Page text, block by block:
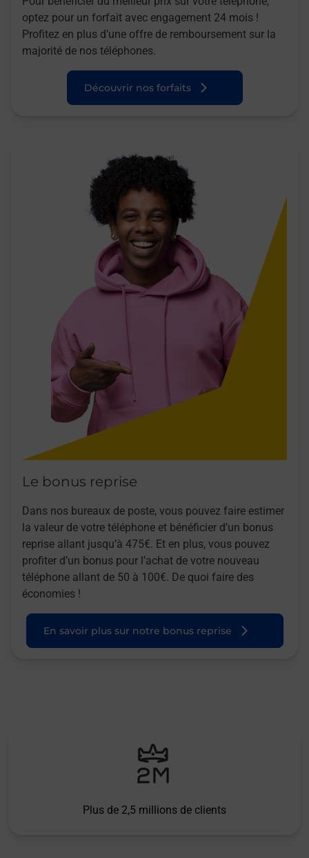
optez pour un forfait avec engagement 24 mois !
Profitez en plus d’une offre de remboursement sur la
majorité de nos téléphones.
Découvrir nos forfaits
Le bonus reprise
Dans nos bureaux de poste, vous pouvez faire estimer
la valeur de votre téléphone et bénéficier d’un bonus
reprise allant jusqu’à 475€. Et en plus, vous pouvez
profiter d’un bonus pour l’achat de votre nouveau
téléphone allant de 50 à 100€. De quoi faire des
économies !
En savoir plus sur notre bonus reprise
Plus de 2,5 millions de clients